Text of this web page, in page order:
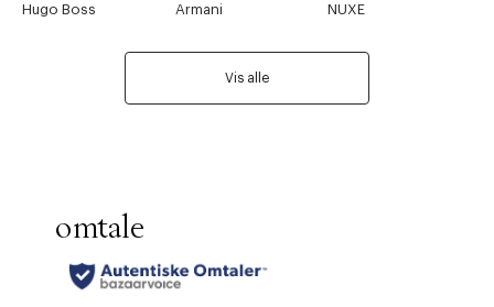
Hugo Boss
Armani NUXE
Vis alle